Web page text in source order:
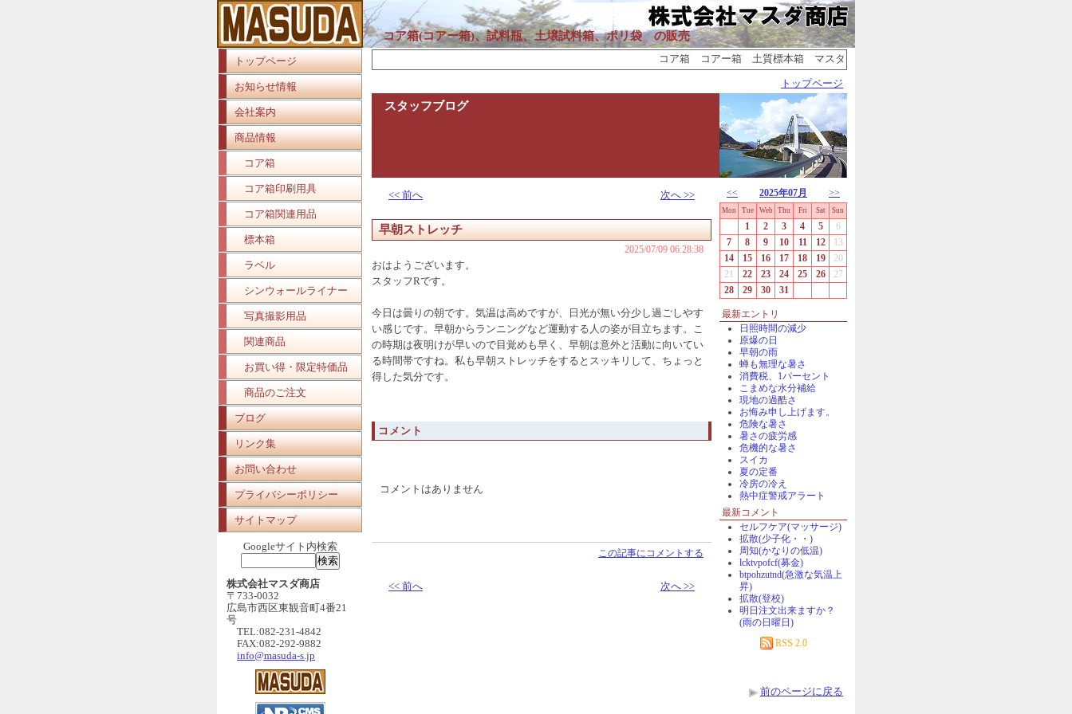
コア箱(コアー箱)、試料瓶、土壌試料箱、ポリ袋 の販売
トップページ
お知らせ情報
会社案内
商品情報
コア箱
コア箱印刷用具
コア箱関連用品
標本箱
ラベル
シンウォールライナー
写真撮影用品
関連商品
お買い得・限定特価品
商品のご注文
ブログ
リンク集
お問い合わせ
プライバシーポリシー
サイトマップ
Googleサイト内検索
株式会社マスダ商店
〒733-0032
広島市西区東観音町4番21
号
TEL:082-231-4842
FAX:082-292-9882
info@masuda-s.jp
コア箱 コアー箱 土質標本箱 マスダ商店｜スタッフブログ | 株式会社マスダ商店
トップページ
スタッフブログ
<< 前へ 次へ >>
早朝ストレッチ
2025/07/09 06:28:38
おはようございます。
スタッフRです。
今日は曇りの朝です。気温は高めですが、日光が無い分少し過ごしやす
い感じです。早朝からランニングなど運動する人の姿が目立ちます。こ
の時期は夜明けが早いので目覚めも早く、早朝は意外と活動に向いてい
る時間帯ですね。私も早朝ストレッチをするとスッキリして、ちょっと
得した気分です。
コメント
コメントはありません
この記事にコメントする
<< 前へ 次へ >>
<< 2025年07月 >>
Mon Tue Web Thu Fri Sat Sun
1 2 3 4 5
6
7
8 9 10 11 12
13
14
15 16 17 18 19
20
21
22 23 24 25 26
27
28
29 30 31
最新エントリ
日照時間の減少
原爆の日
早朝の雨
蝉も無理な暑さ
消費税、1パーセント
こまめな水分補給
現地の過酷さ
お悔み申し上げます。
危険な暑さ
暑さの疲労感
危機的な暑さ
スイカ
夏の定番
冷房の冷え
熱中症警戒アラート
最新コメント
セルフケア(マッサージ)
拡散(少子化・・)
周知(かなりの低温)
lcktvpofcf(募金)
btpohzutnd(急激な気温上
昇)
拡散(登校)
明日注文出来ますか？
(雨の日曜日)
RSS 2.0
前のページに戻る